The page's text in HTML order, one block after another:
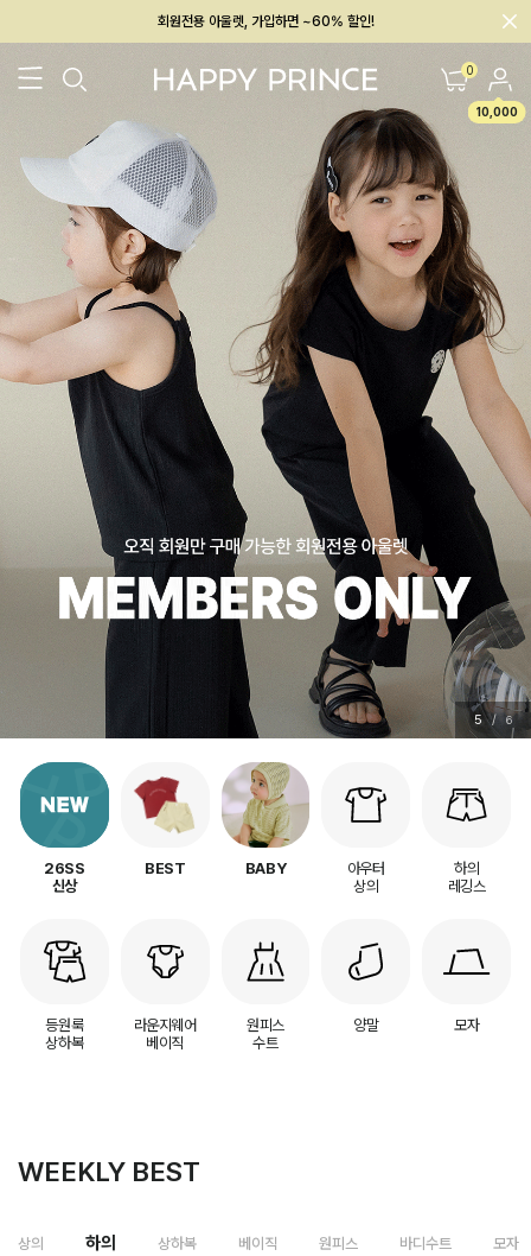
회원전용 아울렛, 가입하면 ~60% 할인!
멤버십 최대 28,000원 혜택 0
10,000
26SS 신상 BEST BABY[6~12M] 아우터/상의 하의/레깅스
5 / 6
26SS
신상
BEST BABY
아우터
상의
하의
레깅스
등원룩
상하복
라운지웨어
베이직
원피스
수트
양말 모자
WEEKLY BEST
상의 하의 상하복 베이직 원피스 바디수트 모자